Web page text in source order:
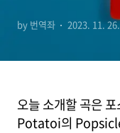
by 번역좌 2023. 11. 26.
오늘 소개할 곡은
Potatoi의